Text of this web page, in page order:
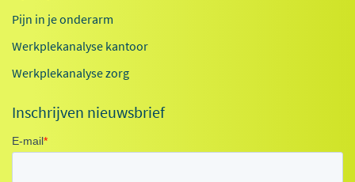
Pijn in je onderarm
Werkplekanalyse kantoor
Werkplekanalyse zorg
Inschrijven nieuwsbrief